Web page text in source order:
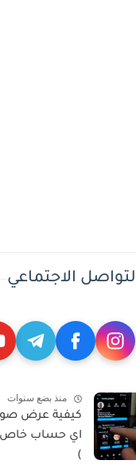
الاجتماعي
منذ بضع سنوات
كيفية عرض
)